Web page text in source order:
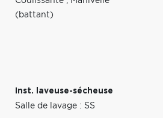
(battant)
Inst. laveuse-sécheuse
Salle de lavage : SS